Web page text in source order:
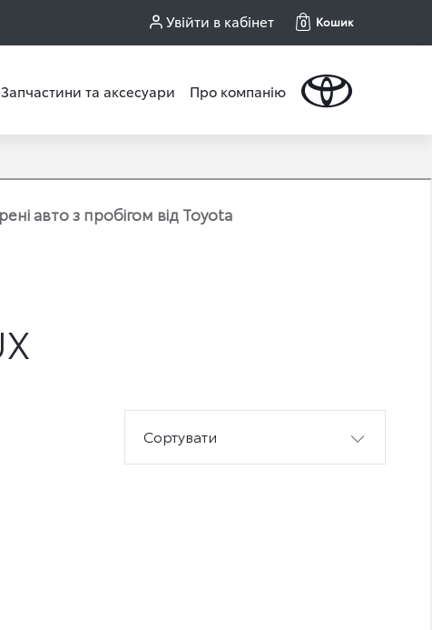
Увійти в кабінет 0 Кошик
Запчастини та аксесуари Про компанію